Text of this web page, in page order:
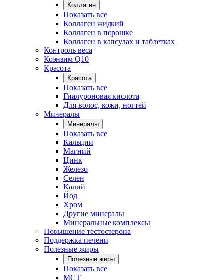
Коллаген
Показать все
Коллаген жидкий
Коллаген в порошке
Коллаген в капсулах и таблетках
Контроль веса
Коэнзим Q10
Красота
Красота
Показать все
Гиалуроновая кислота
Для волос, кожи, ногтей
Минералы
Минералы
Показать все
Кальций
Магний
Цинк
Железо
Селен
Калий
Йод
Хром
Другие минералы
Минеральные комплексы
Повышение тестостерона
Поддержка печени
Полезные жиры
Полезные жиры
Показать все
MCT